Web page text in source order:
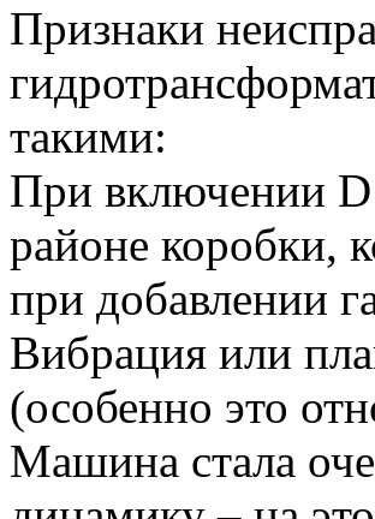
Признаки
такими:
При включении
районе коробки,
при добавлении
Вибрация или
(особенно это
Машина стала